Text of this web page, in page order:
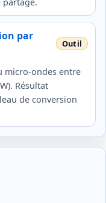
par
micro-ondes entre
Résultat
de conversion